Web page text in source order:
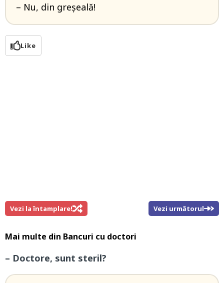
– Nu, din greșeală!
Like
Vezi la întamplare! Vezi următorul
Mai multe din Bancuri cu doctori
– Doctore, sunt steril?